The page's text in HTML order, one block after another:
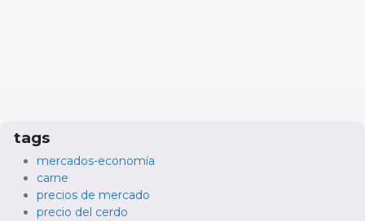
tags
mercados-economía
carne
precios de mercado
precio del cerdo